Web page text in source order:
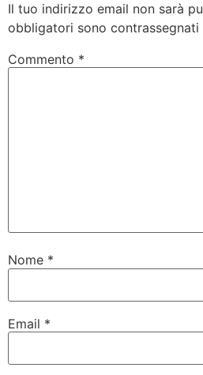
Il tuo indirizzo email non sarà
obbligatori sono contrassegnati
Commento *
Nome *
Email *